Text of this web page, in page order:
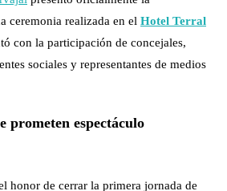
ceremonia realizada en el Hotel Terral
con la participación de concejales,
sociales y representantes de medios
prometen espectáculo
honor de cerrar la primera jornada de